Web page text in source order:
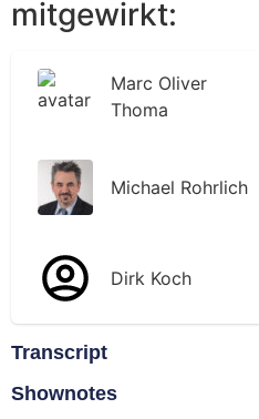
mitgewirkt:
Marc Oliver
Thoma
Michael Rohrlich
Dirk Koch
Transcript
Shownotes